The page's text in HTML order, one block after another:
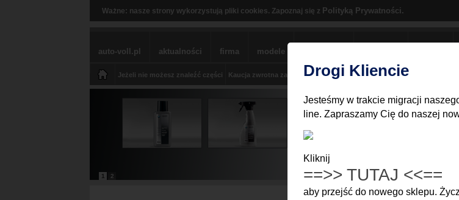
Drogi Kliencie
Jesteśmy w trakcie migracji
line. Zapraszamy Cię do naszej
Kliknij
==>> TUTAJ <<==
aby przejść do nowego sklepu.
Ważne: nasze strony wykorzystują pliki cookies. Zapoznaj się z Polityką Prywatności.
auto-voll.pl aktualności firma modele
Jeżeli nie możesz znaleźć części Kaucja zwrotna za części Moje Konto Zawartość koszyka
1 2